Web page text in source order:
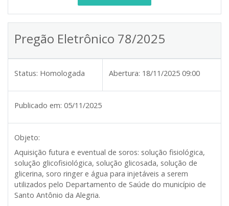
Pregão Eletrônico 78/2025
Status: Homologada Abertura: 18/11/2025 09:00
Publicado em: 05/11/2025
Objeto:
Aquisição futura e eventual de soros: solução fisiológica,
solução glicofisiológica, solução glicosada, solução de
glicerina, soro ringer e água para injetáveis a serem
utilizados pelo Departamento de Saúde do município de
Santo Antônio da Alegria.